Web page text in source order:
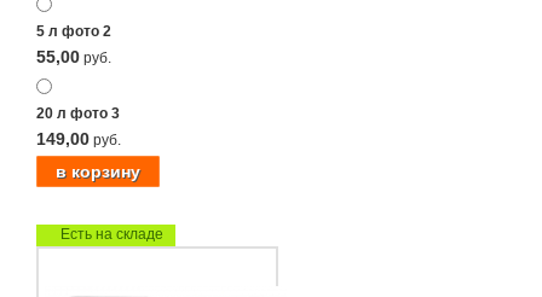
5 л фото 2
55,00 руб.
20 л фото 3
149,00 руб.
Есть на складе